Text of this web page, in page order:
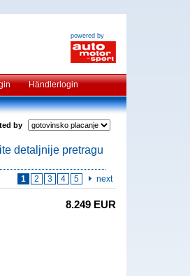
powered by
Händlerlogin
by
detaljnije pretragu
1 2 3 4 5 next
8.249 EUR